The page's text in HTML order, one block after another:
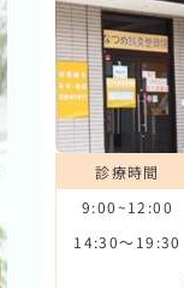
診療時間
9:00~12:00
14:30〜19:30